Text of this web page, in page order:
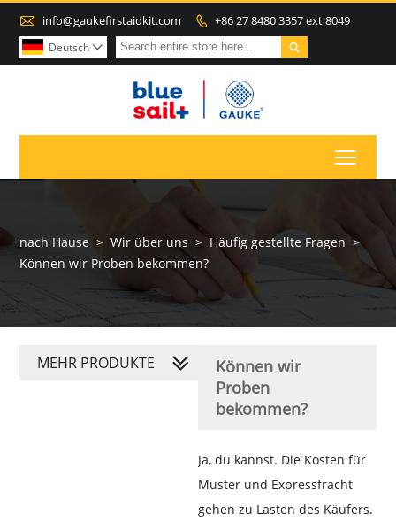
 info@gaukefirstaidkit.com  +86 27 8480 3357 ext 8049

Deutsch 
nach Hause > Wir über uns > Häufig gestellte Fragen >
Können wir Proben bekommen?
Können wir
Proben
bekommen?
Ja, du kannst. Die Kosten für
Muster und Expressfracht
gehen zu Lasten des Käufers.
MEHR PRODUKTE